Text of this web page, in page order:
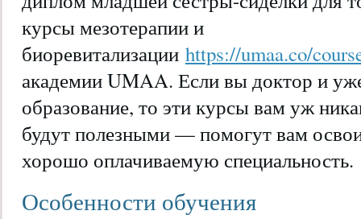
курсы мезотерапии и
биоревитализации https://umaa.co/
академии UMAA. Если вы доктор и
образование, то эти курсы вам уж
будут полезными — помогут вам
хорошо оплачиваемую специальность.
Особенности обучения